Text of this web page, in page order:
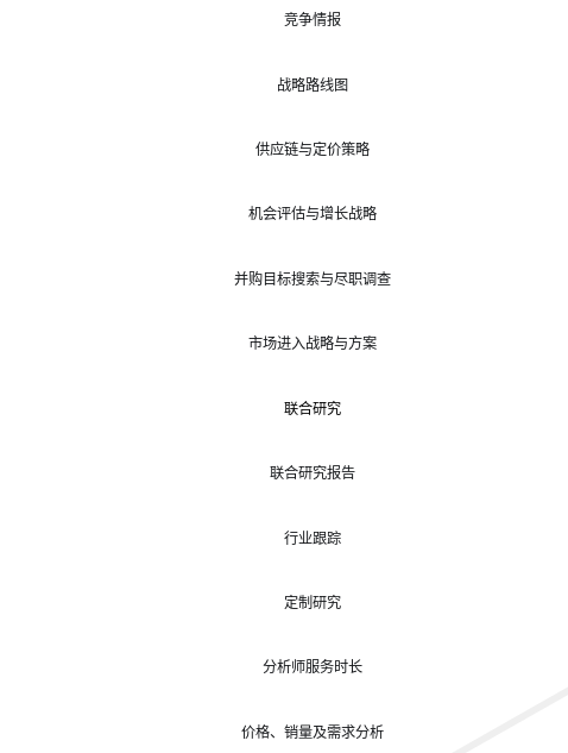
竞争情报
战略路线图
供应链与定价策略
机会评估与增长战略
并购目标搜索与尽职调查
市场进入战略与方案
联合研究
联合研究报告
行业跟踪
定制研究
分析师服务时长
价格、销量及需求分析